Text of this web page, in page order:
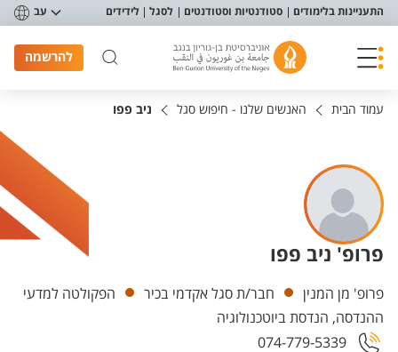
תפריט נגישות
התעניינות בלימודים סטודנטיות וסטודנטים לסגל לידידים עב
להרשמה
עמוד הבית האנשים שלנו - חיפוש סגל ניב פפו
פרופ' ניב פפו
יחידות
פרופ' מן המנין חבר/ת סגל אקדמי בכיר
הפקולטה למדעי
ההנדסה, הנדסת ביוטכנולוגיה
074-779-5339